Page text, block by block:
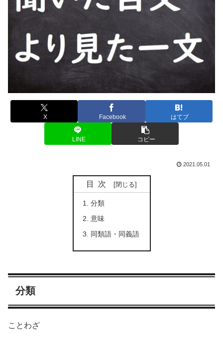
X Facebook はてブ
LINE コピー
2021.05.01
目次
分類
意味
同類語・同義語
分類
ことわざ